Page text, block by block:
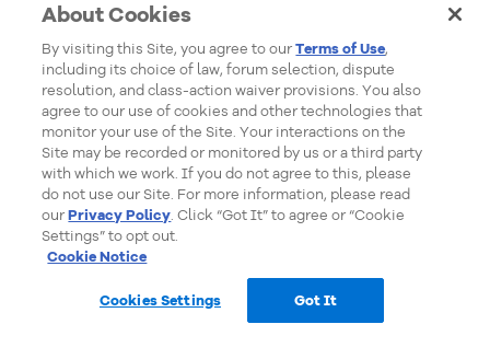
Ventas en línea
Precios
Status de los Servicios
Report Ethical Hacking
Central de Privacidad
Cookie Settings
Do Not Sell My Personal Information
Formas de Pago
© 2026 - HostGator Uruguay - Todos los derechos reservados
About Cookies
By visiting this Site, you agree to ourTerms of Use,
including its choice of law, forum selection, dispute
resolution, and class-action waiver provisions. You also
agree to our use of cookies and other technologies that
monitor your use of the Site. Your interactions on the
Site may be recorded or monitored by us or a third party
with which we work. If you do not agree to this, please
do not use our Site. For more information, please read
ourPrivacy Policy . Click “Got It” to agree or “Cookie
Settings” to opt out.
Cookie Notice
Cookies Settings Got It